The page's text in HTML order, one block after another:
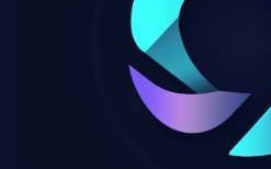
nouveautés
à suivre sur
Blog Details